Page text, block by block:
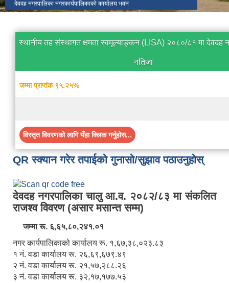
देवदह नगरपालिका नगरकार्यपालिकाको कार्यालय भवन
स्थानीय तह संस्थागत क्षमता स्वमूल्याङ्कन (LISA) २०८०/८१ मा देवदह
नतिजा
जम्मा प्राप्तंक ९५.२५%
विस्तृत विवरणको लागि यँहा क्लिक गर्नुहोस...
QR स्क्यान गरेर तपाईको गुनासो/सुझाव पठाउनुहोस्
देवदह नगरपालिका चालु आ.व. २०८२/८३ मा संकलित
राजश्व विवरण (असार मसान्त सम्म)
जम्मा रू. ६,६५,८०,२४१.०१
नगर कार्यपालिकाको कार्यालय रू. १,६७,३८,०२३.८३
१ नं. वडा कार्यालय रू. २६,६९,६७९.४९
२ नं. वडा कार्यालय रू. २१,५७,२८८.२६
३ नं. वडा कार्यालय रू. ३२,१७,१७७.५३